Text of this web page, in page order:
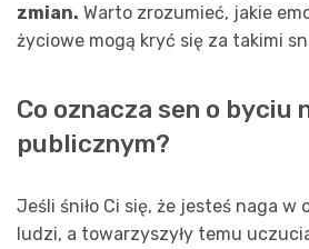
zmian. Warto zrozumieć, jakie
życiowe mogą kryć się za takimi
Co oznacza sen o byciu
publicznym?
Jeśli śniło Ci się, że jesteś naga
ludzi, a towarzyszyły temu